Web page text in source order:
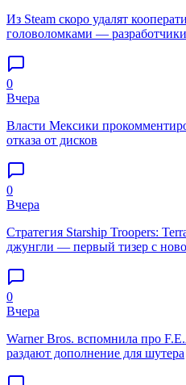
Из Steam скоро удалят
головоломками —
0
Вчера
Власти Мексики
отказа от дисков
0
Вчера
Стратегия Starship Troopers:
джунгли — первый тизер с
0
Вчера
Warner Bros. вспомнила про
раздают дополнение для шутера